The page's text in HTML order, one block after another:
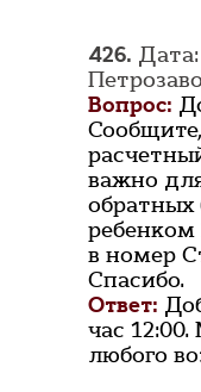
426. Дата:
Вопрос:
важно
обратных
ребенком
в номер
Спасибо.
Ответ:
час
любого